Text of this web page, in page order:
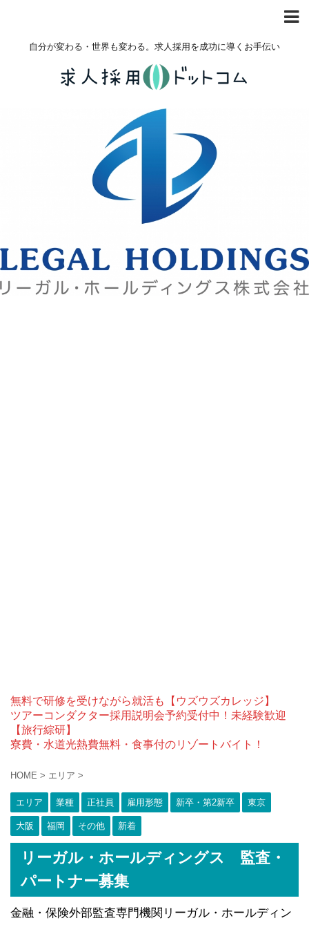
自分が変わる・世界も変わる。求人採用を成功に導くお手伝い
無料で研修を受けながら就活も【ウズウズカレッジ】
ツアーコンダクター採用説明会予約受付中！未経験歓迎
【旅行綜研】
寮費・水道光熱費無料・食事付のリゾートバイト！
HOME > エリア >
エリア 業種 正社員 雇用形態 新卒・第2新卒 東京
大阪 福岡 その他 新着
リーガル・ホールディングス 監査・
パートナー募集
金融・保険外部監査専門機関リーガル・ホールディン